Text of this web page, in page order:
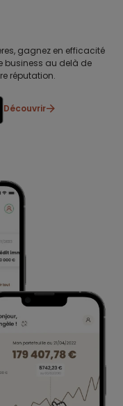
gagnez en efficacité
business au delà de
réputation.
Découvrir